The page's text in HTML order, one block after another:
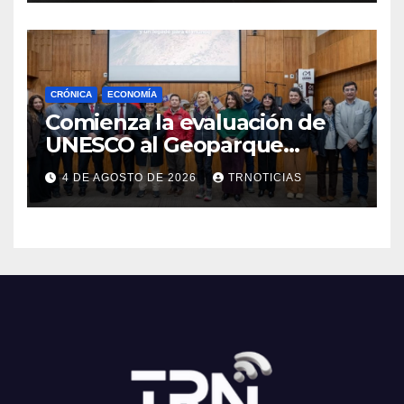
CRÓNICA ECONOMÍA
Comienza la evaluación de
UNESCO al Geoparque
Aspirante Pillanmapu en el
Maule
4 DE AGOSTO DE 2026 TRNOTICIAS